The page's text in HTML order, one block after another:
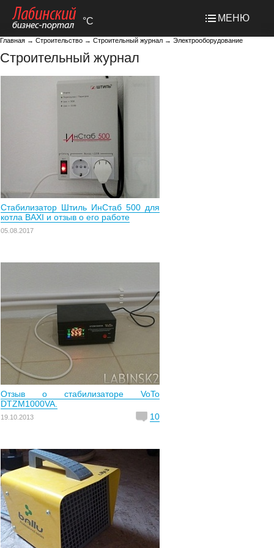
°C МЕНЮ
Главная → Строительство → Строительный журнал → Электрооборудование
Строительный журнал
Стабилизатор Штиль ИнСтаб 500 для
котла BAXI и отзыв о его работе
05.08.2017
Отзыв о стабилизаторе VoTo
DTZM1000VA.
19.10.2013 10